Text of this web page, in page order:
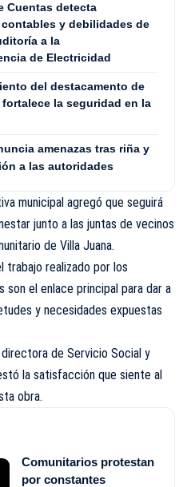
Cuentas detecta
y debilidades de
a la
de Electricidad
del destacamento de
fortalece la seguridad en la
amenazas tras riña y
a las autoridades
municipal agregó que seguirá
junto a las juntas de vecinos
de Villa Juana.
trabajo realizado por los
son el enlace principal para dar a
y necesidades expuestas
de Servicio Social y
la satisfacción que siente al
obra.
Comunitarios protestan
por constantes